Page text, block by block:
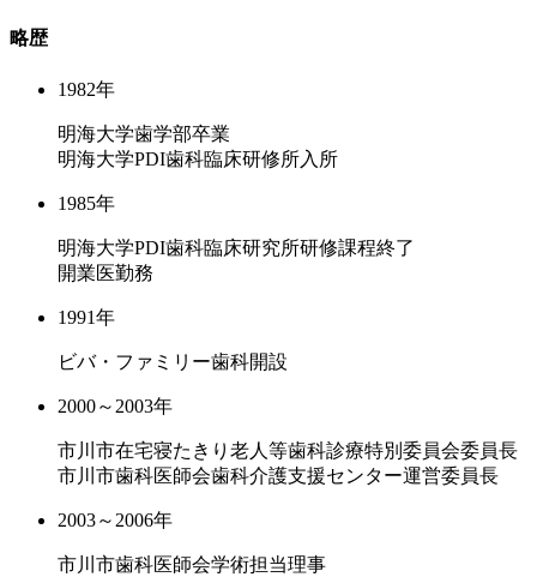
略歴
1982年
明海大学歯学部卒業
明海大学PDI歯科臨床研修所入所
1985年
明海大学PDI歯科臨床研究所研修課程終了
開業医勤務
1991年
ビバ・ファミリー歯科開設
2000～2003年
市川市在宅寝たきり老人等歯科診療特別委員会委員長
市川市歯科医師会歯科介護支援センター運営委員長
2003～2006年
市川市歯科医師会学術担当理事